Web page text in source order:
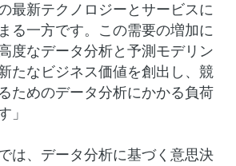
最新テクノロジーとサービスに
る一方です。この需要の増加に
度なデータ分析と予測モデリン
たなビジネス価値を創出し、競
ためのデータ分析にかかる負荷
」
は、データ分析に基づく意思決